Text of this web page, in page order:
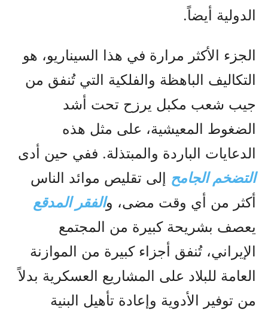
الدولية أيضاً.
الجزء الأكثر مرارة في هذا السيناريو، هو
التكاليف الباهظة والفلكية التي تُنفق من
جيب شعب مكبل يرزح تحت أشد
الضغوط المعيشية، على مثل هذه
الدعايات الباردة والمبتذلة. ففي حين أدى
التضخم الجامح إلى تقليص موائد الناس
أكثر من أي وقت مضى، والفقر المدقع
يعصف بشريحة كبيرة من المجتمع
الإيراني، تُنفق أجزاء كبيرة من الموازنة
العامة للبلاد على المشاريع العسكرية بدلاً
من توفير الأدوية وإعادة تأهيل البنية